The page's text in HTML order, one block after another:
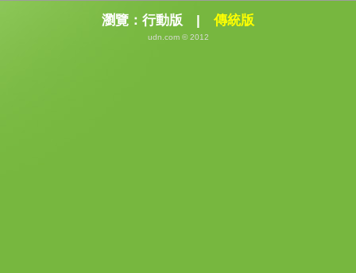
瀏覽： 行動版 | 傳統版
udn.com © 2012